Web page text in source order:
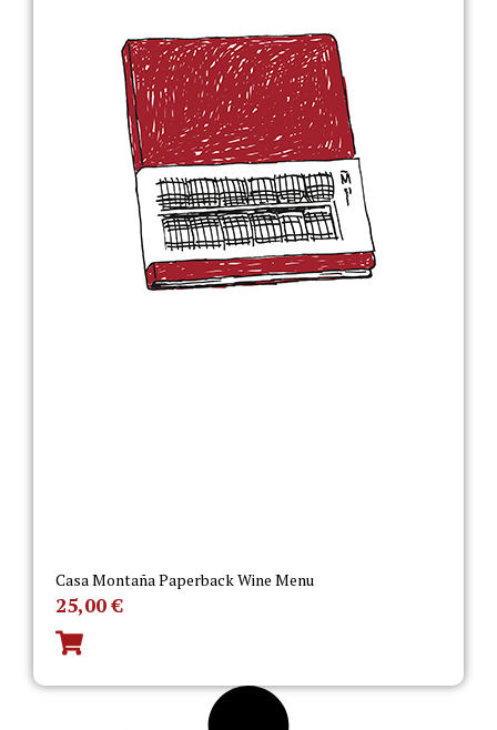
Casa Montaña Paperback Wine Menu
25,00€